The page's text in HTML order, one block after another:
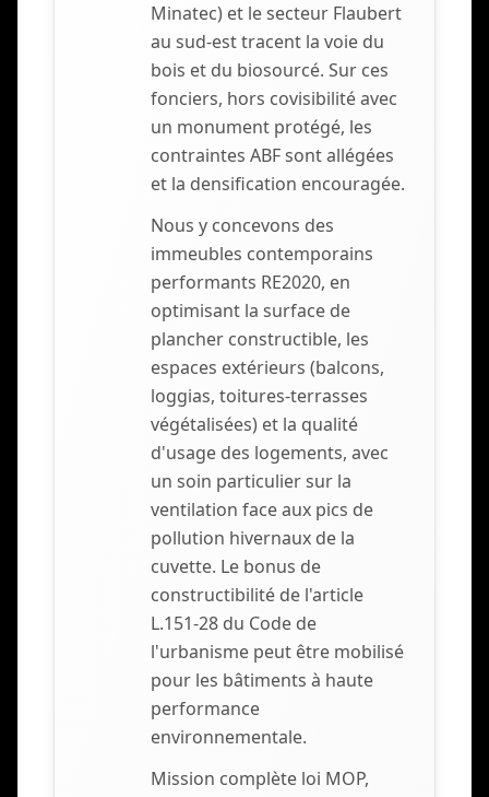
Minatec) et le secteur Flaubert
au sud-est tracent la voie du
bois et du biosourcé. Sur ces
fonciers, hors covisibilité avec
un monument protégé, les
contraintes ABF sont allégées
et la densification encouragée.
Nous y concevons des
immeubles contemporains
performants RE2020, en
optimisant la surface de
plancher constructible, les
espaces extérieurs (balcons,
loggias, toitures-terrasses
végétalisées) et la qualité
d'usage des logements, avec
un soin particulier sur la
ventilation face aux pics de
pollution hivernaux de la
cuvette. Le bonus de
constructibilité de l'article
L.151-28 du Code de
l'urbanisme peut être mobilisé
pour les bâtiments à haute
performance
environnementale.
Mission complète loi MOP,